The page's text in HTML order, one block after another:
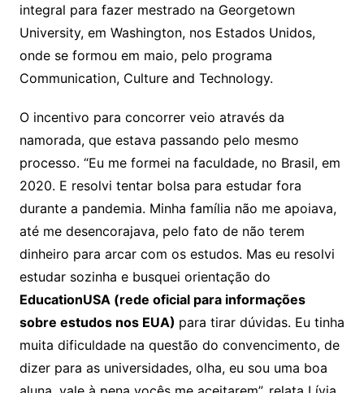
integral para fazer mestrado na Georgetown
University, em Washington, nos Estados Unidos,
onde se formou em maio, pelo programa
Communication, Culture and Technology.
O incentivo para concorrer veio através da
namorada, que estava passando pelo mesmo
processo. “Eu me formei na faculdade, no Brasil, em
2020. E resolvi tentar bolsa para estudar fora
durante a pandemia. Minha família não me apoiava,
até me desencorajava, pelo fato de não terem
dinheiro para arcar com os estudos. Mas eu resolvi
estudar sozinha e busquei orientação do
EducationUSA (rede oficial para informações
sobre estudos nos EUA) para tirar dúvidas. Eu tinha
muita dificuldade na questão do convencimento, de
dizer para as universidades, olha, eu sou uma boa